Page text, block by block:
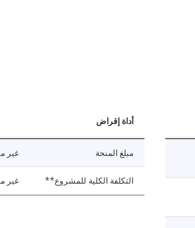
أداة إقراض
مبلغ المنحة غير
التكلفة الكلية للمشروع** غير